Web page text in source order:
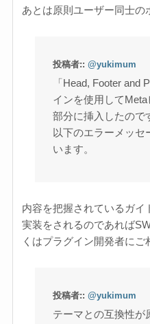
あとは原則ユーザー同士の
投稿者::@yukimum
「Head, Footer and
インを使用して
部分に挿入したので
以下のエラーメッセ
います。
内容を把握されているガ
実装をされるのであれば
くはプラグイン開発者にご
投稿者::@yukimum
テーマとの互換性が